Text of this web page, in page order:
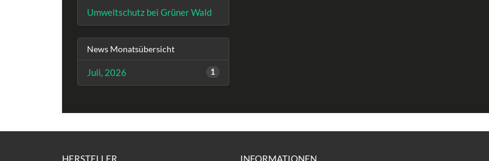
Umweltschutz bei Grüner Wald
News Monatsübersicht
Juli, 2026 1
HERSTELLER
INFORMATIONEN